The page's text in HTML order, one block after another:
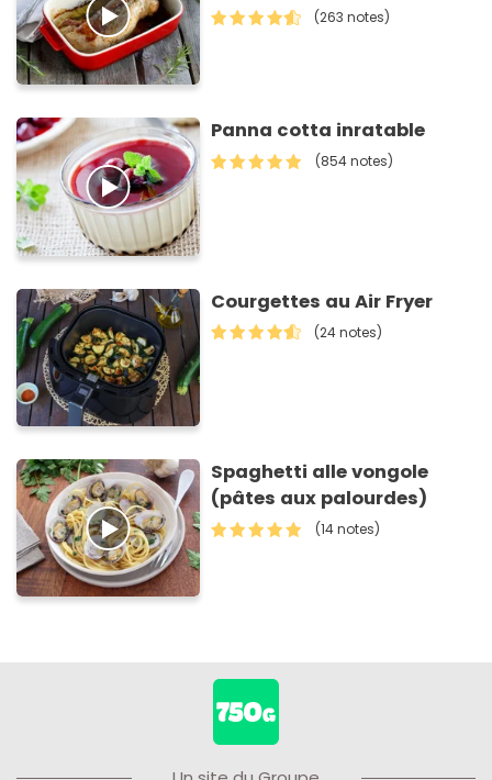
(263 notes)
Panna cotta inratable
(854 notes)
Courgettes au Air Fryer
(24 notes)
Spaghetti alle vongole
(pâtes aux palourdes)
(14 notes)